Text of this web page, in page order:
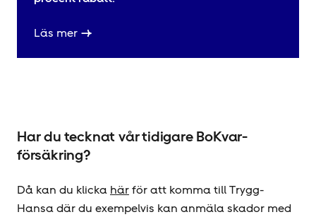
Läs mer
Har du tecknat vår tidigare BoKvar-
försäkring?
Då kan du klicka härför att komma till Trygg-
Hansa där du exempelvis kan anmäla skador med